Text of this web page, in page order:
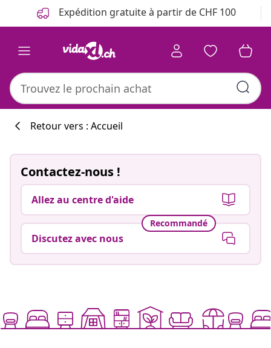
Précédent Expédition gratuite à partir de CHF 100
Retour vers : Accueil
Contactez-nous !
Allez au centre d'aide
Recommandé
Discutez avec nous